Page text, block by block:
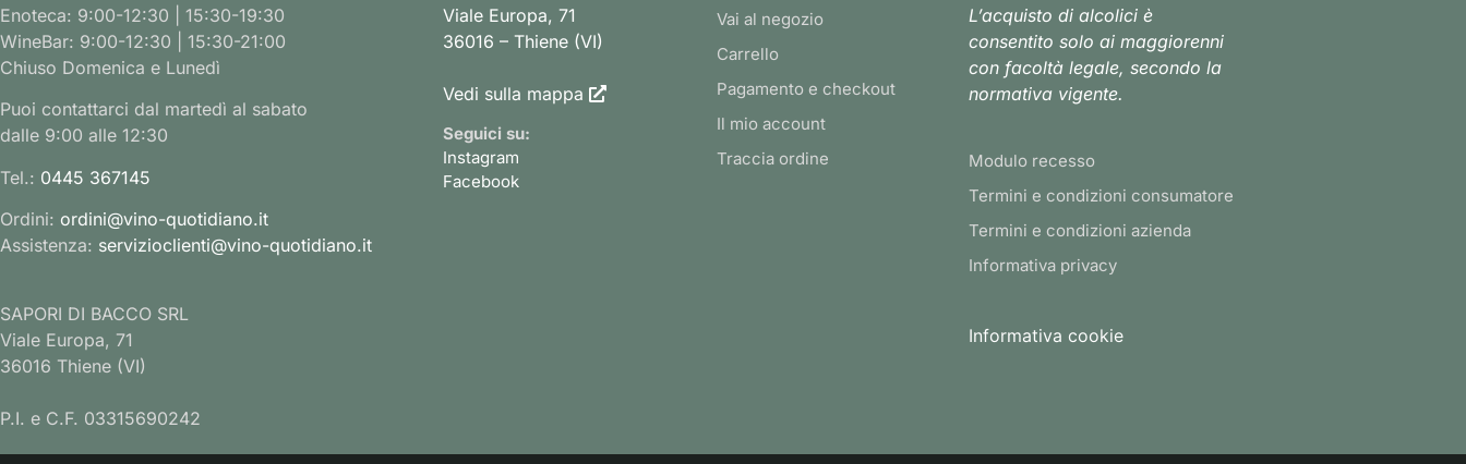
Enoteca: 9:00-12:30 | 15:30-19:30
WineBar: 9:00-12:30 | 15:30-21:00
Chiuso Domenica e Lunedì
Puoi contattarci dal martedì al sabato
dalle 9:00 alle 12:30
Tel.: 0445 367145
Ordini: ordini@vino-quotidiano.it
Assistenza: servizioclienti@vino-quotidiano.it
SAPORI DI BACCO SRL
Viale Europa, 71
36016 Thiene (VI)
P.I. e C.F. 03315690242
Viale Europa, 71
36016 – Thiene (VI)
Vedi sulla mappa
Seguici su:
Instagram
Facebook
Vai al negozio
Carrello
Pagamento e checkout
Il mio account
Traccia ordine
L’acquisto di alcolici è
consentito solo ai maggiorenni
con facoltà legale, secondo la
normativa vigente.
Modulo recesso
Termini e condizioni consumatore
Termini e condizioni azienda
Informativa privacy
Informativa cookie